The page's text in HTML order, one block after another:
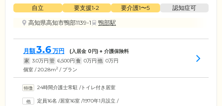
自立 要支援1•2 要介護1〜5
認知症可
高知県高知市鴨部1139-1
鴨部駅
月額3.6 万円 (入居金 0 円) + 介護保険料
家 3.0万円 管 6,500円 食 0万円 他 0万円
個室 / 20.28m2 / プラン
24時間介護士常駐 /トイレ付き居室
定員16名 /居室16室 /1970年1月設立 /